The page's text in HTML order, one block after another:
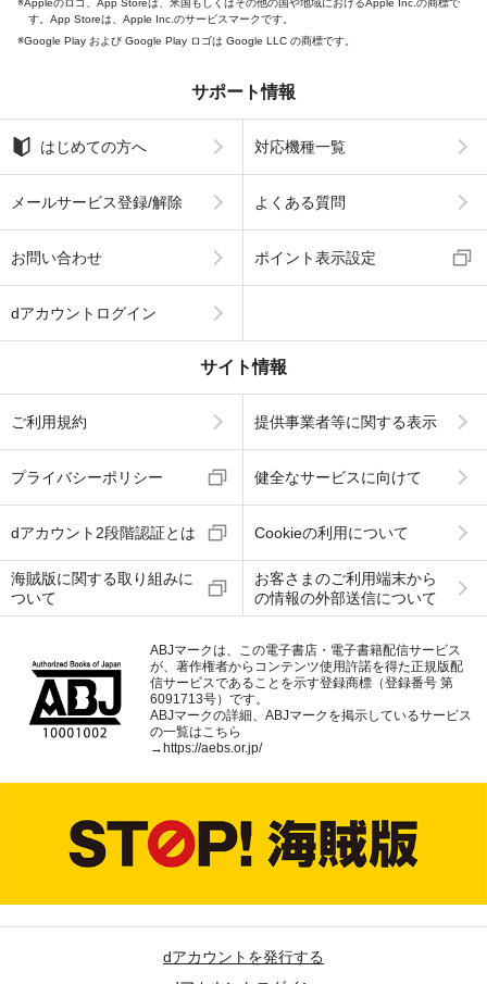
Appleのロゴ、App Storeは、米国もしくはその他の国や地域におけるApple Inc.の商標で
す。App Storeは、Apple Inc.のサービスマークです。
Google Play および Google Play ロゴは Google LLC の商標です。
サポート情報
はじめての方へ 対応機種一覧
メールサービス登録/解除 よくある質問
お問い合わせ ポイント表示設定
dアカウントログイン
サイト情報
ご利用規約 提供事業者等に関する表示
プライバシーポリシー 健全なサービスに向けて
dアカウント2段階認証とは Cookieの利用について
海賊版に関する取り組みに
ついて
お客さまのご利用端末から
の情報の外部送信について
ABJマークは、この電子書店・電子書籍配信サービス
が、著作権者からコンテンツ使用許諾を得た正規版配
信サービスであることを示す登録商標（登録番号 第
6091713号）です。
ABJマークの詳細、ABJマークを掲示しているサービス
の一覧はこちら
→ https://aebs.or.jp/
dアカウントを発行する